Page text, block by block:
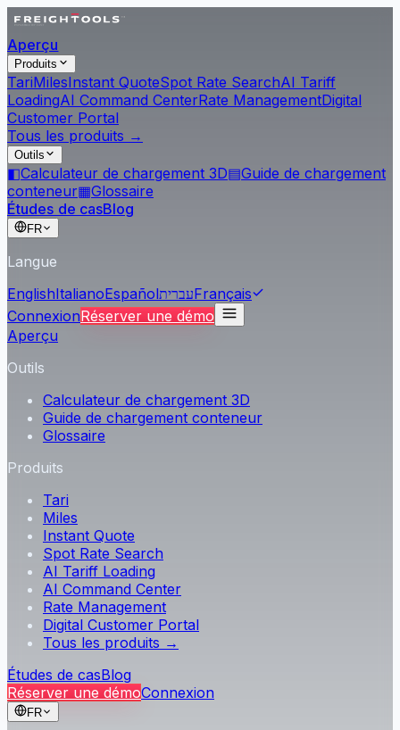
Aperçu
Produits
TariMilesInstant QuoteSpot Rate SearchAI Tariff
LoadingAI Command CenterRate ManagementDigital
Customer Portal
Tous les produits →
Outils
◧Calculateur de chargement 3D▤Guide de chargement
conteneur▦Glossaire
Études de casBlog
FR
Langue
EnglishItalianoEspañolעבריתFrançais
ConnexionRéserver une démo
Aperçu
Outils
Calculateur de chargement 3D
Guide de chargement conteneur
Glossaire
Produits
Tari
Miles
Instant Quote
Spot Rate Search
AI Tariff Loading
AI Command Center
Rate Management
Digital Customer Portal
Tous les produits →
Études de casBlog
Réserver une démoConnexion
FR